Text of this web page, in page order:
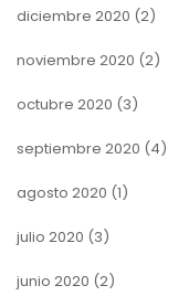
diciembre 2020 (2)
noviembre 2020 (2)
octubre 2020 (3)
septiembre 2020 (4)
agosto 2020 (1)
julio 2020 (3)
junio 2020 (2)